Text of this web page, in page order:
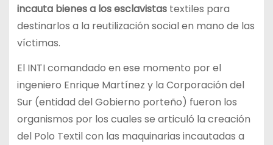
incauta bienes a los esclavistastextiles para
destinarlos a la reutilización social en mano de las
víctimas.
El INTI comandado en ese momento por el
ingeniero Enrique Martínez y la Corporación del
Sur (entidad del Gobierno porteño) fueron los
organismos por los cuales se articuló la creación
del Polo Textil con las maquinarias incautadas a